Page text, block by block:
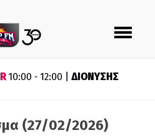
Toggle
navigation
10:00 - 12:00 |ΔΙΟΝΥΣΗΣ
(27/02/2026)